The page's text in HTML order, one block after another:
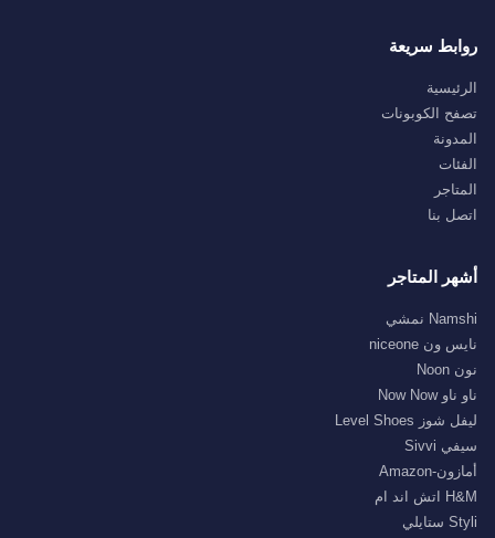
روابط سريعة
الرئيسية
تصفح الكوبونات
المدونة
الفئات
المتاجر
اتصل بنا
أشهر المتاجر
Namshi نمشي
نايس ون niceone
نون Noon
ناو ناو Now Now
ليفل شوز Level Shoes
سيفي Sivvi
أمازون-Amazon
H&M اتش اند ام
Styli ستايلي